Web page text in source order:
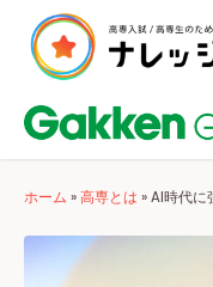
ホーム »高専とは »AI時代に